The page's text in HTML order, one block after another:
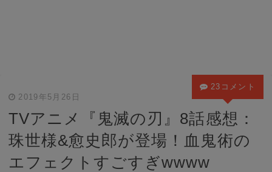
2019年5月26日
TVアニメ『鬼滅の刃』8話感想：
珠世様&愈史郎が登場！血鬼術の
エフェクトすごすぎwwww
23コメント